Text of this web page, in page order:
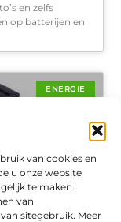
van cookies en
u onze website
te maken.
van
sitegebruik. Meer
en zelfs
op batterijen en
ENERGIE